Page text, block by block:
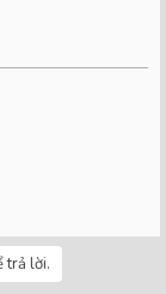
trả lời.